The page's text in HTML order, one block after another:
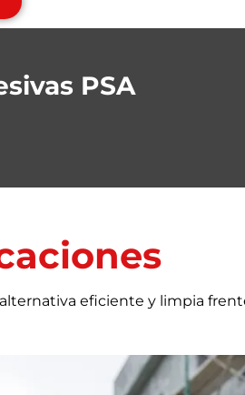
PSA
eficiente y limpia